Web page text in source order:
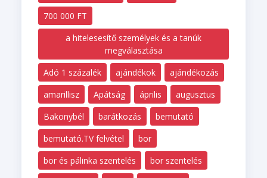
700 000 FT
a hitelesesítő személyek és a tanúk
megválasztása
Adó 1 százalék
ajándékok
ajándékozás
amarillisz
Apátság április
augusztus
Bakonybél
barátkozás
bemutató
bemutató.TV felvétel
bor
bor és pálinka szentelés
bor szentelés